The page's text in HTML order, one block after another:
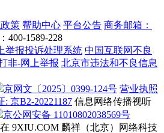
策 帮助中心 平台公告 商务邮箱：
400-1589-228
举报投诉处理系统 中国互联网不良
非-网上举报 北京市违法和不良信息
京网文〔2025〕0399-124号 营业执照
京B2-20221187 信息网络传播视听
京公网安备 11010802038569号
9XIU.COM 麟祥（北京）网络科技